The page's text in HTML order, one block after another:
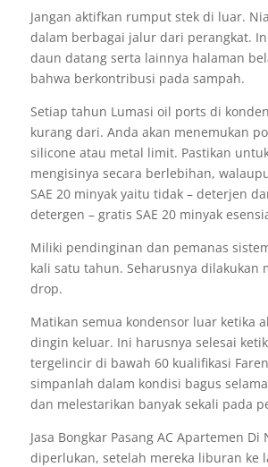
Jangan aktifkan rumput stek di luar.
dalam berbagai jalur dari perangkat.
daun datang serta lainnya halaman
bahwa berkontribusi pada sampah.
Setiap tahun Lumasi oil ports di
kurang dari. Anda akan menemukan
silicone atau metal limit. Pastikan
mengisinya secara berlebihan,
SAE 20 minyak yaitu tidak – deterjen
detergen – gratis SAE 20 minyak
Miliki pendinginan dan pemanas
kali satu tahun. Seharusnya dilakukan
drop.
Matikan semua kondensor luar ketika
dingin keluar. Ini harusnya selesai
tergelincir di bawah 60 kualifikasi
simpanlah dalam kondisi bagus
dan melestarikan banyak sekali pada
Jasa Bongkar Pasang AC Apartemen Di
diperlukan, setelah mereka liburan ke